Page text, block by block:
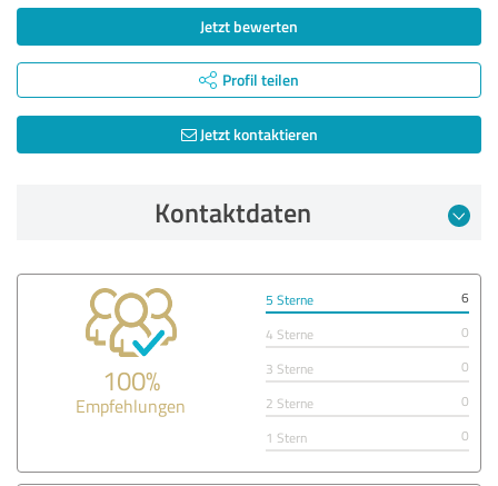
Jetzt bewerten
Profil teilen
Jetzt kontaktieren
Kontaktdaten
100%
Empfehlungen
5 Sterne
6
4 Sterne
0
3 Sterne
0
2 Sterne
0
1 Stern
0